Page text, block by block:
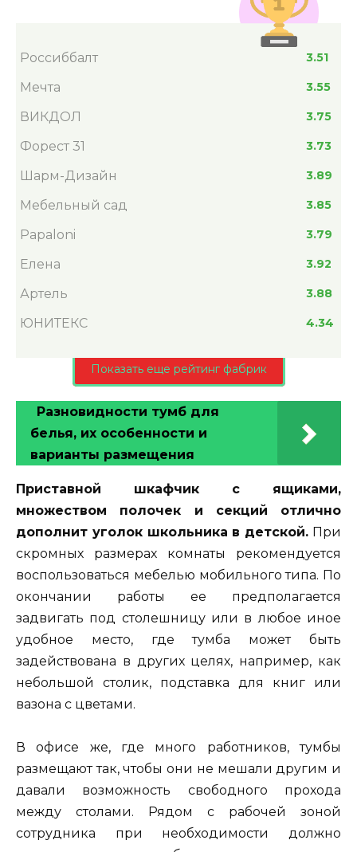
Россиббалт 3.51
Мечта 3.55
ВИКДОЛ 3.75
Форест 31 3.73
Шарм-Дизайн 3.89
Мебельный сад 3.85
Papaloni 3.79
Елена 3.92
Артель 3.88
ЮНИТЕКС 4.34
Показать еще рейтинг фабрик
Разновидности тумб для
белья, их особенности и
варианты размещения
Приставной шкафчик с ящиками,
множеством полочек и секций отлично
дополнит уголок школьника в детской. При
скромных размерах комнаты рекомендуется
воспользоваться мебелью мобильного типа. По
окончании работы ее предполагается
задвигать под столешницу или в любое иное
удобное место, где тумба может быть
задействована в других целях, например, как
небольшой столик, подставка для книг или
вазона с цветами.
В офисе же, где много работников, тумбы
размещают так, чтобы они не мешали другим и
давали возможность свободного прохода
между столами. Рядом с рабочей зоной
сотрудника при необходимости должно